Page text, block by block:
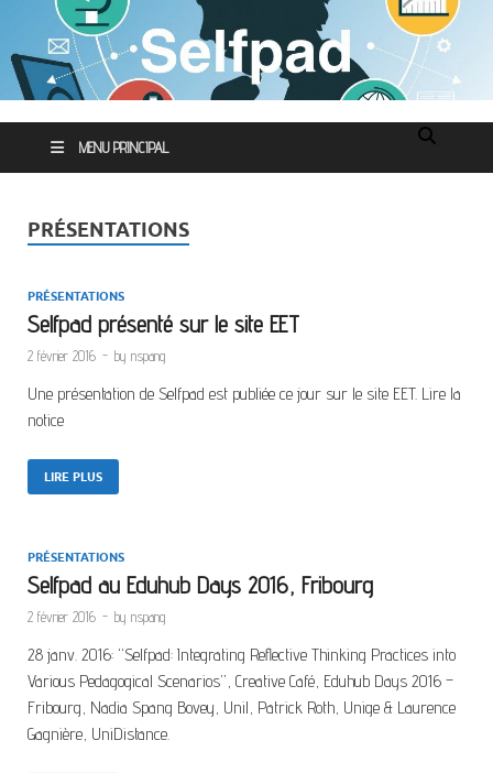
MENU PRINCIPAL
PRÉSENTATIONS
PRÉSENTATIONS
Selfpad présenté sur le site EET
2 février 2016 - by nspang
Une présentation de Selfpad est publiée ce jour sur le site EET. Lire la
notice
LIRE PLUS
PRÉSENTATIONS
Selfpad au Eduhub Days 2016, Fribourg
2 février 2016 - by nspang
28 janv. 2016: “Selfpad: Integrating Reflective Thinking Practices into
Various Pedagogical Scenarios”, Creative Café, Eduhub Days 2016 –
Fribourg, Nadia Spang Bovey, Unil, Patrick Roth, Unige & Laurence
Gagnière, UniDistance.